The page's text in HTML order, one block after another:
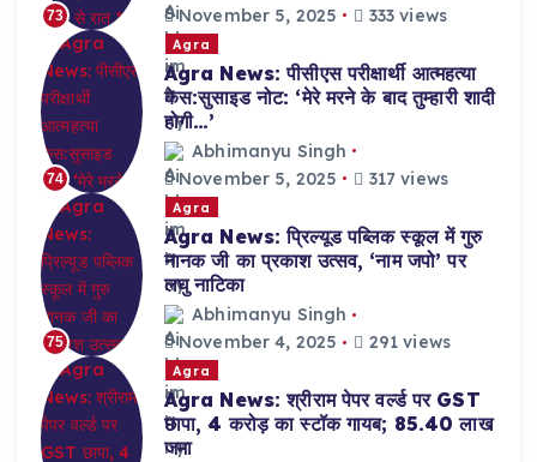
73
November 5, 2025
333 views
74
Agra
Agra News: पीसीएस परीक्षार्थी आत्महत्या
केस:सुसाइड नोट: ‘मेरे मरने के बाद तुम्हारी शादी
होगी…’
Abhimanyu Singh
November 5, 2025
317 views
75
Agra
Agra News: प्रिल्यूड पब्लिक स्कूल में गुरु
नानक जी का प्रकाश उत्सव, ‘नाम जपो’ पर
लघु नाटिका
Abhimanyu Singh
November 4, 2025
291 views
Agra
Agra News: श्रीराम पेपर वर्ल्ड पर GST
छापा, 4 करोड़ का स्टॉक गायब; 85.40 लाख
जमा